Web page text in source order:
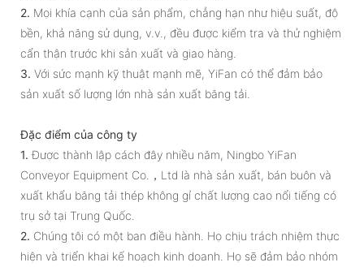
2. Mọi khía cạnh của sản phẩm, chẳng hạn như hiệu suất, độ
bền, khả năng sử dụng, v.v., đều được kiểm tra và thử nghiệm
cẩn thận trước khi sản xuất và giao hàng.
3. Với sức mạnh kỹ thuật mạnh mẽ, YiFan có thể đảm bảo
sản xuất số lượng lớn nhà sản xuất băng tải.
Đặc điểm của công ty
1. Được thành lập cách đây nhiều năm, Ningbo YiFan
Conveyor Equipment Co.，Ltd là nhà sản xuất, bán buôn và
xuất khẩu băng tải thép không gỉ chất lượng cao nổi tiếng có
trụ sở tại Trung Quốc.
2. Chúng tôi có một ban điều hành. Họ chịu trách nhiệm thực
hiện và triển khai kế hoạch kinh doanh. Họ sẽ đảm bảo nhóm